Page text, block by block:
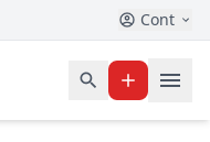
Cont